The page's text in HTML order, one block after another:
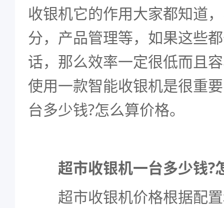
收银机它的作用大家都知道
分，产品管理等，如果这些
话，那么效率一定很低而且
使用一款智能收银机是很重
台多少钱?怎么算价格。
超市收银机一台多少钱?
超市收银机价格根据配置